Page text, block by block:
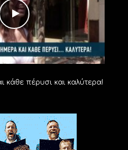
κάθε πέρυσι και καλύτερα!